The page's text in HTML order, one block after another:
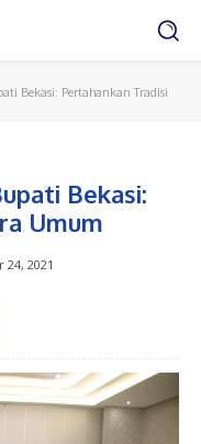
Bekasi: Pertahankan Tradisi
Bekasi:
Umum
24, 2021